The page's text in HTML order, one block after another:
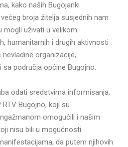
kako naših Bugojanki
broja žitelja susjednih nam
mogli uživati u velikom
humanitarnih i drugih aktivnosti
organizacije,
sa područja općine Bugojno.
odati sredstvima informisanja,
Bugojno, koji su
omogućili i našim
nisu bili u mogućnosti
da putem njihovih